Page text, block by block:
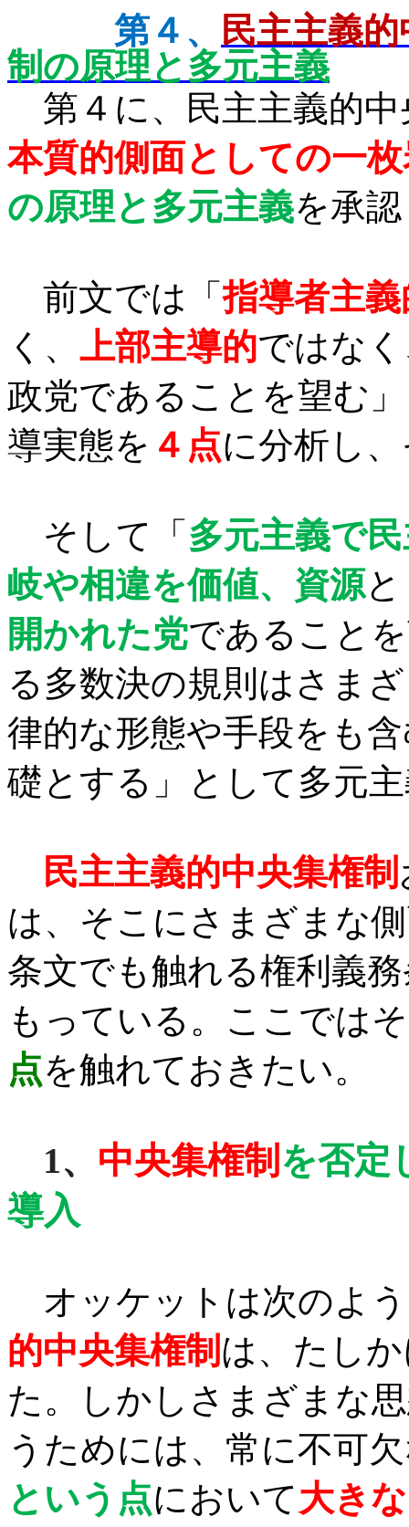
第４、 民主主義
制の原理と多元主義
第４に、
民主主義的
本質的側面としての一
の原理と多元主義を承
前文では「指導者主義
く、 上部主導的ではな
政党であることを望む
導実態を ４点に分析し
そして「 多元主義で
岐や相違を価値、資源
開かれた党であること
る多数決の規則はさま
律的な形態や手段をも
礎とする」として多元
民主主義的中央集権制
は、そこにさまざまな
条文でも触れる権利義
もっている。ここでは
点を触れておきたい。
1、 中央集権制 を否定
導入
オッケットは次のよ
的中央集権制 は、たし
た。しかしさまざまな
うためには、常に不可
という点において大き